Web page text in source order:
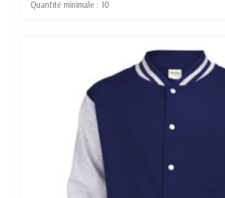
Quantité minimale : 10